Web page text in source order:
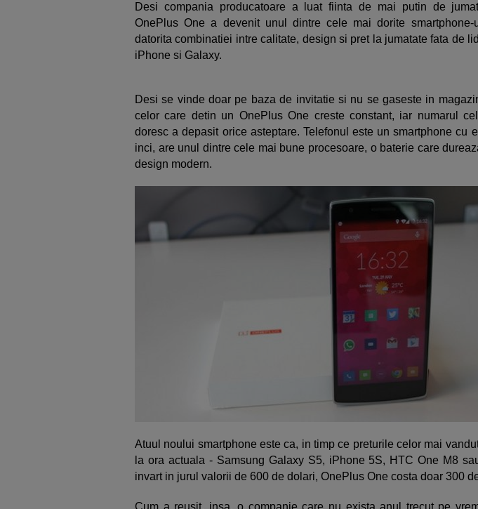
Desi compania producatoare a luat fiinta de mai putin de
OnePlus One a devenit unul dintre cele mai dorite smartphone-
datorita combinatiei intre calitate, design si pret la jumatate fata de
iPhone si Galaxy.
Desi se vinde doar pe baza de invitatie si nu se gaseste in
celor care detin un OnePlus One creste constant, iar numarul
doresc a depasit orice asteptare. Telefonul este un smartphone cu
inci, are unul dintre cele mai bune procesoare, o baterie care
design modern.
Atuul noului smartphone este ca, in timp ce preturile celor mai
la ora actuala - Samsung Galaxy S5, iPhone 5S, HTC One M8
invart in jurul valorii de 600 de dolari, OnePlus One costa doar 300
Cum a reusit, insa, o companie care nu exista anul trecut pe